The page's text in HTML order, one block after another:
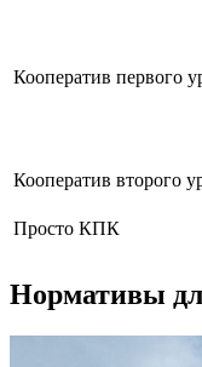
Кооператив первого
Кооператив второго
Просто КПК
Нормативы